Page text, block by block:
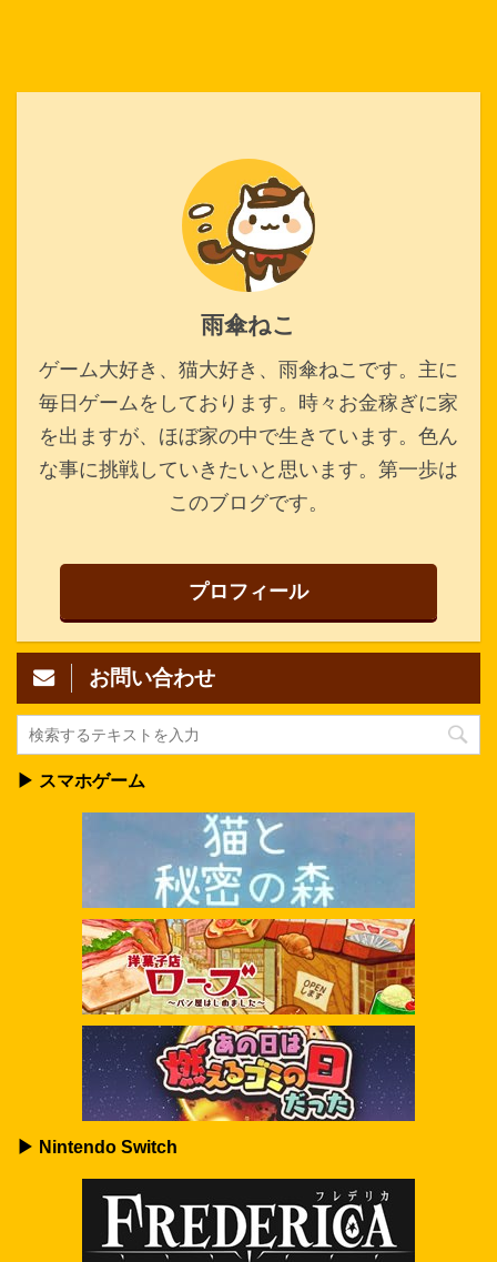
雨傘ねこ
ゲーム大好き、猫大好き、雨傘ねこです。主に
毎日ゲームをしております。時々お金稼ぎに家
を出ますが、ほぼ家の中で生きています。色ん
な事に挑戦していきたいと思います。第一歩は
このブログです。
プロフィール
お問い合わせ
▶ スマホゲーム
▶ Nintendo Switch